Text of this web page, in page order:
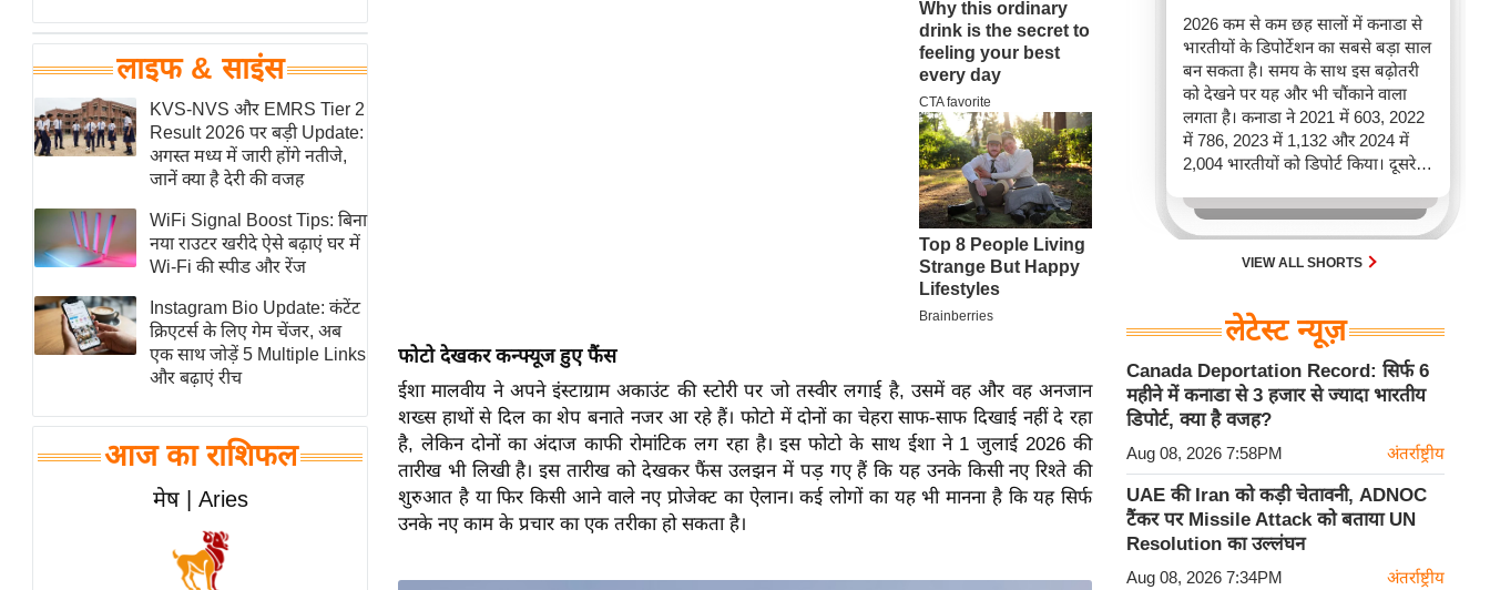
घरेलू नुस्खे
पर्यटन स्थल
फिटनेस मंत्रा
रिलेशनशिप
राजनीति
विश्लेषण
समसामयिक
मातृभूमि
स्तंभ
एम.
चाय पर
समीक्षा
लाइफ & साइंस
KVS-NVS और EMRS Tier 2
Result 2026 पर बड़ी Update:
अगस्त मध्य में जारी होंगे नतीजे,
जानें क्या है देरी की वजह
WiFi Signal Boost Tips: बिना
नया राउटर खरीदे ऐसे बढ़ाएं घर में
Wi-Fi की स्पीड और रेंज
Instagram Bio Update: कंटेंट
क्रिएटर्स के लिए गेम चेंजर, अब
एक साथ जोड़ें 5 Multiple Links
और बढ़ाएं रीच
आज का राशिफल
मेष | Aries
फोटो देखकर कन्फ्यूज हुए फैंस
ईशा मालवीय ने अपने इंस्टाग्राम अकाउंट की स्टोरी पर जो तस्वीर लगाई है, उसमें वह और वह अनजान
शख्स हाथों से दिल का शेप बनाते नजर आ रहे हैं। फोटो में दोनों का चेहरा साफ-साफ दिखाई नहीं दे रहा
है, लेकिन दोनों का अंदाज काफी रोमांटिक लग रहा है। इस फोटो के साथ ईशा ने 1 जुलाई 2026 की
तारीख भी लिखी है। इस तारीख को देखकर फैंस उलझन में पड़ गए हैं कि यह उनके किसी नए रिश्ते की
शुरुआत है या फिर किसी आने वाले नए प्रोजेक्ट का ऐलान। कई लोगों का यह भी मानना है कि यह सिर्फ
उनके नए काम के प्रचार का एक तरीका हो सकता है।
2026 कम से कम छह सालों में कनाडा से
भारतीयों के डिपोर्टेशन का सबसे बड़ा साल
बन सकता है। समय के साथ इस बढ़ोतरी
को देखने पर यह और भी चौंकाने वाला
लगता है। कनाडा ने 2021 में 603, 2022
में 786, 2023 में 1,132 और 2024 में
2,004 भारतीयों को डिपोर्ट किया। दूसरे
पूरे साल की तुलना में 2026 की पहली
छमाही में ज़्यादा भारतीयों को वापस भेजा
VIEW ALL SHORTS
लेटेस्ट न्यूज़
Canada Deportation Record: सिर्फ 6
महीने में कनाडा से 3 हजार से ज्यादा भारतीय
डिपोर्ट, क्या है वजह?
Aug 08, 2026 7:58PM अंतर्राष्ट्रीय
UAE की Iran को कड़ी चेतावनी, ADNOC
टैंकर पर Missile Attack को बताया UN
Resolution का उल्लंघन
Aug 08, 2026 7:34PM अंतर्राष्ट्रीय